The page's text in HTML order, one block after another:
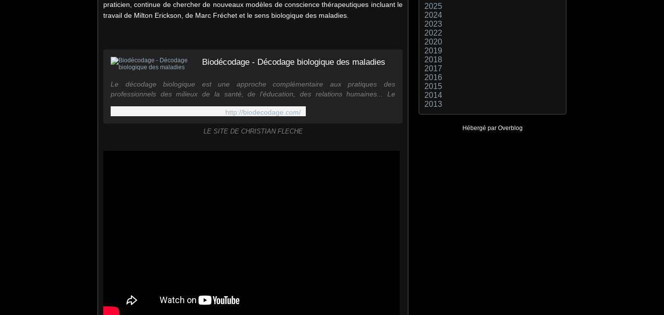
praticien, continue de chercher de nouveaux modèles de conscience thérapeutiques incluant le
travail de Milton Erickson, de Marc Fréchet et le sens biologique des maladies.
Biodécodage - Décodage biologique des maladies
Le décodage biologique est une approche complémentaire aux pratiques des
professionnels des milieux de la santé, de l'éducation, des relations humaines... Le
http://biodecodage.com/
LE SITE DE CHRISTIAN FLECHE
2025
2024
2023
2022
2020
2019
2018
2017
2016
2015
2014
2013
Hébergé par Overblog